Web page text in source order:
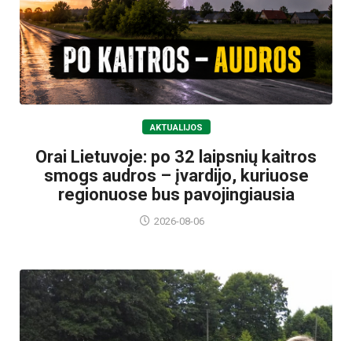
AKTUALIJOS
Orai Lietuvoje: po 32 laipsnių kaitros
smogs audros – įvardijo, kuriuose
regionuose bus pavojingiausia
2026-08-06